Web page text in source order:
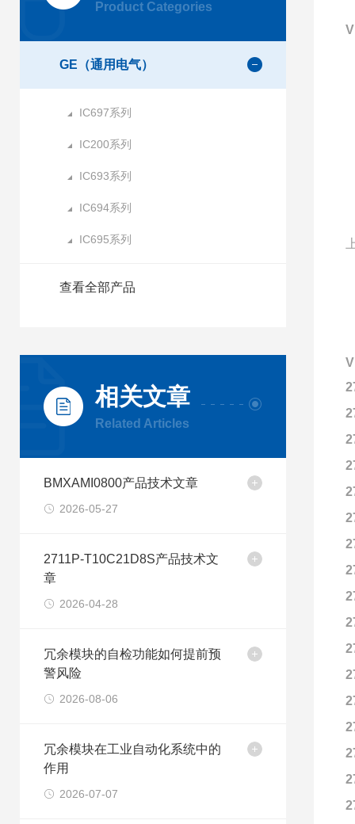
Product Categories
GE（通用电气）
IC697系列
IC200系列
IC693系列
IC694系列
IC695系列
查看全部产品
相关文章
Related Articles
BMXAMI0800产品技术文章
2026-05-27
2711P-T10C21D8S产品技术文
章
2026-04-28
冗余模块的自检功能如何提前预
警风险
2026-08-06
冗余模块在工业自动化系统中的
作用
2026-07-07